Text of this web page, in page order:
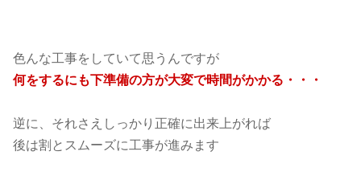
色んな工事をしていて思うんですが
何をするにも下準備の方が大変で時間がかかる・・・
逆に、それさえしっかり正確に出来上がれば
後は割とスムーズに工事が進みます